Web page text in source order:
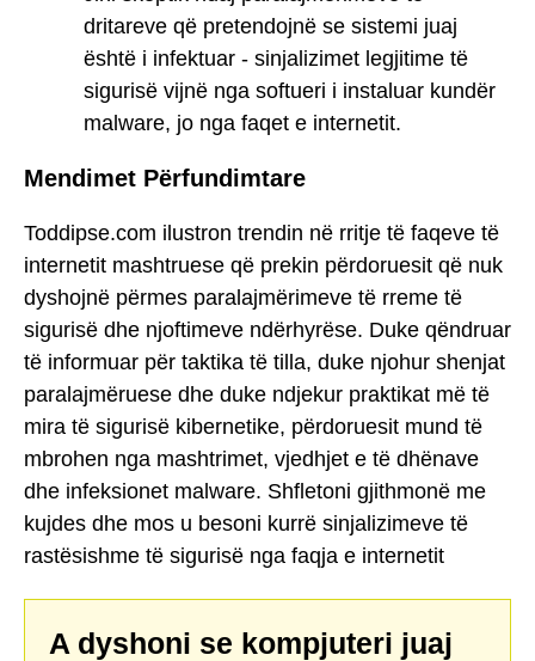
dritareve që pretendojnë se sistemi juaj
është i infektuar - sinjalizimet legjitime të
sigurisë vijnë nga softueri i instaluar kundër
malware, jo nga faqet e internetit.
Mendimet Përfundimtare
Toddipse.com ilustron trendin në rritje të faqeve të
internetit mashtruese që prekin përdoruesit që nuk
dyshojnë përmes paralajmërimeve të rreme të
sigurisë dhe njoftimeve ndërhyrëse. Duke qëndruar
të informuar për taktika të tilla, duke njohur shenjat
paralajmëruese dhe duke ndjekur praktikat më të
mira të sigurisë kibernetike, përdoruesit mund të
mbrohen nga mashtrimet, vjedhjet e të dhënave
dhe infeksionet malware. Shfletoni gjithmonë me
kujdes dhe mos u besoni kurrë sinjalizimeve të
rastësishme të sigurisë nga faqja e internetit
A dyshoni se kompjuteri juaj